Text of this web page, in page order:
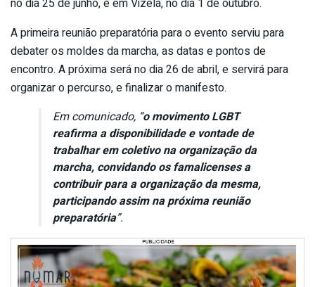
A primeira reunião preparatória para o evento serviu para
debater os moldes da marcha, as datas e pontos de
encontro. A próxima será no dia 26 de abril, e servirá para
organizar o percurso, e finalizar o manifesto.
Em comunicado, “o movimento LGBT
reafirma a disponibilidade e vontade de
trabalhar em coletivo na organização da
marcha, convidando os famalicenses a
contribuir para a organização da mesma,
participando assim na próxima reunião
preparatória”.